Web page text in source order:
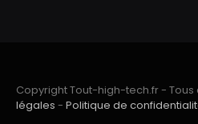
Copyright Tout-high-tech.fr -
légales - Politique de